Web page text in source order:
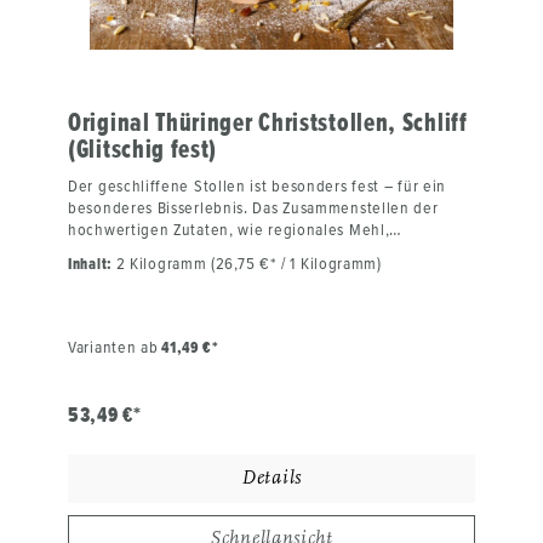
MuskatGebrauchsanweisung:Vor dem Verzehr aus der
Packung entnehmen und den Stollen kurz ziehen
Original Thüringer Christstollen, Schliff
(Glitschig fest)
Der geschliffene Stollen ist besonders fest – für ein
besonderes Bisserlebnis. Das Zusammenstellen der
hochwertigen Zutaten, wie regionales Mehl,
Zitronat und Orangeat ist echte Handarbeit unserer
Backtradition wird der Christstollen nach dem Backen
gebuttert, um die Haltbarkeit zu verlängern. Der
Beim Anschneiden ist unser Thüringer
Weihnachtsstollen mit Schliff aus dem Hause
unverwechselbaren Geschmack. Viel Liebe beim
machen ihn zu einem besonderen Geschmackserlebnis.
Für unsere Kunden nur das Beste! Der Klassiker der
Inhalt: 2 Kilogramm(26,75 €* / 1 Kilogramm)
Varianten ab 41,49 €*
53,49 €*
Details